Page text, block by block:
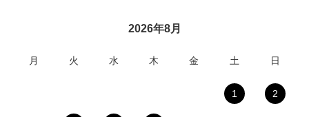
2026年8月
月 火 水 木 金 土 日
1 2